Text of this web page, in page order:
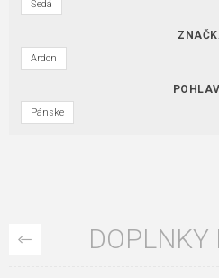
Šedá
Ardon
Pánske
DOPLNKY